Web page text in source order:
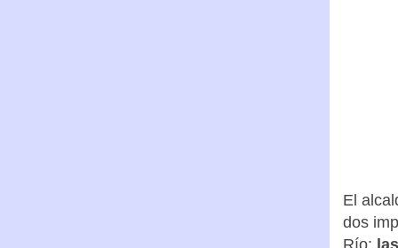
El
dos